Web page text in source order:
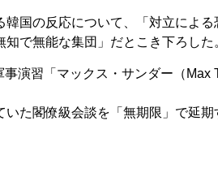
韓国の反応について、「対立によ
で無能な集団」だとこき下ろした
演習「マックス・サンダー（Max
た閣僚級会談を「無期限」で延